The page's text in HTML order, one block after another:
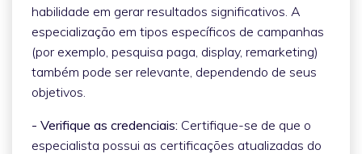
habilidade em gerar resultados significativos. A
especialização em tipos específicos de campanhas
(por exemplo, pesquisa paga, display, remarketing)
também pode ser relevante, dependendo de seus
objetivos.
- Verifique as credenciais: Certifique-se de que o
especialista possui as certificações atualizadas do